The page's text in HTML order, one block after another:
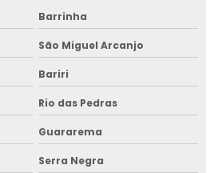
Barrinha
São Miguel Arcanjo
Bariri
Rio das Pedras
Guararema
Serra Negra